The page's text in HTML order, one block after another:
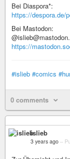
Bei Diaspora*:
https://despora.de/
Bei Mastodon:
https://
#islieb #comics
0 comments
islieb
3 years ago –